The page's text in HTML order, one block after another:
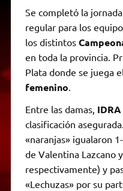
Se completó la
regular para los
los distintos
en toda la provincia.
Plata donde se juega
femenino.
Entre las damas,
clasificación
«naranjas» igualaron
de Valentina Lazcano
respectivamente) y
«Lechuzas» por su